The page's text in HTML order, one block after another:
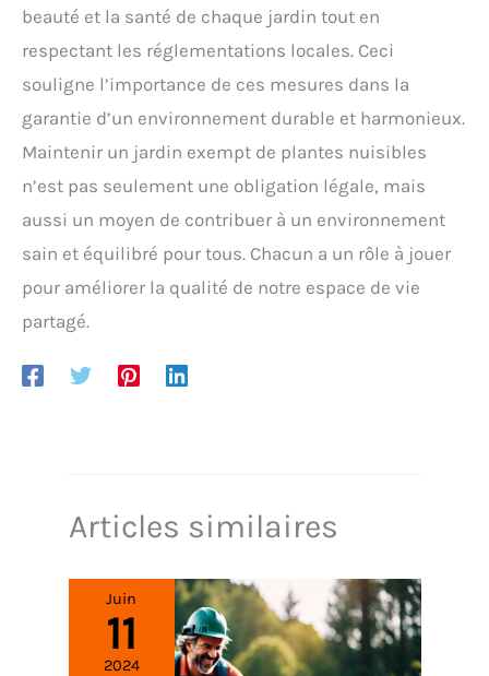
beauté et la santé de chaque jardin tout en
respectant les réglementations locales. Ceci
souligne l’importance de ces mesures dans la
garantie d’un environnement durable et harmonieux.
Maintenir un jardin exempt de plantes nuisibles
n’est pas seulement une obligation légale, mais
aussi un moyen de contribuer à un environnement
sain et équilibré pour tous. Chacun a un rôle à jouer
pour améliorer la qualité de notre espace de vie
partagé.
Articles similaires
Juin
11
2024